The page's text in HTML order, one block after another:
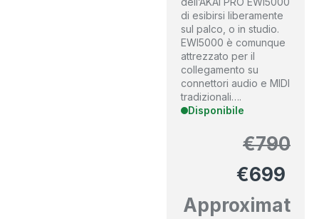
di esibirsi liberamente
sul palco, o in studio.
EWI5000 è comunque
attrezzato per il
collegamento su
connettori audio e MIDI
tradizionali….
Disponibile
€790
€699
Approximat